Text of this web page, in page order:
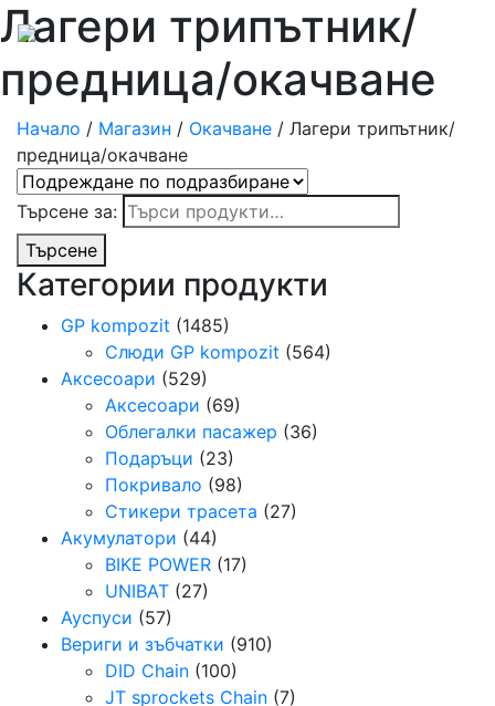
Лагери трипътник/
предница/окачване
Начало / Магазин / Окачване / Лагери трипътник/
предница/окачване
Търсене за:
Търсене
Категории продукти
GP kompozit (1485)
Слюди GP kompozit (564)
Аксесоари (529)
Аксесоари (69)
Облегалки пасажер (36)
Подаръци (23)
Покривало (98)
Стикери трасета (27)
Акумулатори (44)
BIKE POWER (17)
UNIBAT (27)
Ауспуси (57)
Вериги и зъбчатки (910)
DID Chain (100)
JT sprockets Chain (7)